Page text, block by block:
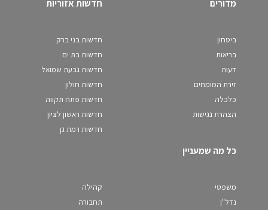
מדורים
ביטחון
בריאות
דעות
זירת המומחים
כלכלה
הצהרת נגישות
חדשות אזוריות
חדשות בני ברק
חדשות בת ים
חדשות גבעת שמואל
חדשות חולון
חדשות פתח תקווה
חדשות ראשון לציון
חדשות רמת גן
כל מה שמעניין
משפטי
נדל"ן
קהילה
תחבורה